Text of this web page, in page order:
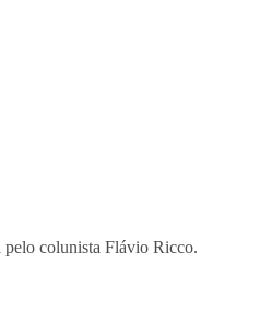
pelo colunista Flávio Ricco.